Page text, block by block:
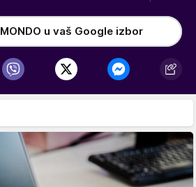
u vaš Google izbor